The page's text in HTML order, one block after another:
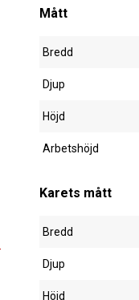
Mått
Bredd
Djup
Höjd
Arbetshöjd
Karets mått
Bredd
Djup
Höjd